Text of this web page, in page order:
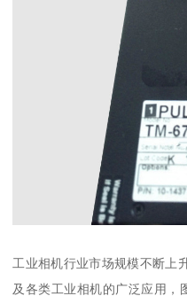
工业相机行业市场规模不断上
及各类工业相机的广泛应用，